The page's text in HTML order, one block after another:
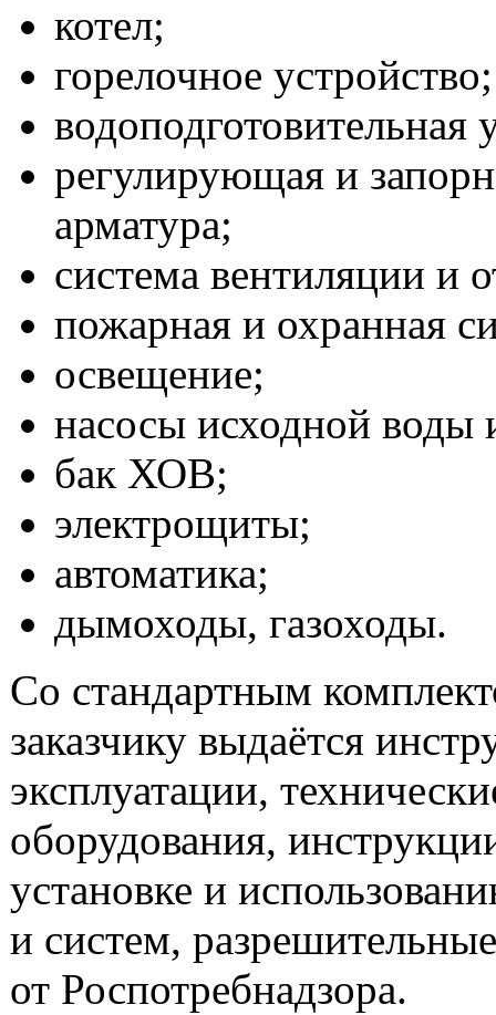
котел;
горелочное устройство;
водоподготовительная
регулирующая и
арматура;
система вентиляции и
пожарная и охранная
освещение;
насосы исходной воды
бак ХОВ;
электрощиты;
автоматика;
дымоходы, газоходы.
Со стандартным
заказчику выдаётся
эксплуатации,
оборудования,
установке и
и систем,
от Роспотребнадзора.